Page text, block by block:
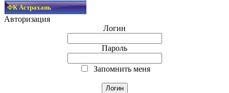
ФК Астрахань
Авторизация
Логин
Пароль
Запомнить меня